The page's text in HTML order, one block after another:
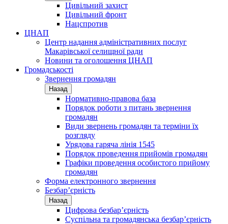
Цивільний захист
Цивільний фронт
Нацспротив
ЦНАП
Центр надання адміністративних послуг
Макарівської селищної ради
Новини та оголошення ЦНАП
Громадськості
Звернення громадян
Назад
Нормативно-правова база
Порядок роботи з питань звернення
громадян
Види звернень громадян та терміни їх
розгляду
Урядова гаряча лінія 1545
Порядок проведення прийомів громадян
Графіки проведення особистого прийому
громадян
Форма електронного звернення
Безбар’єрність
Назад
Цифрова безбар’єрність
Суспільна та громадянська безбар’єрність